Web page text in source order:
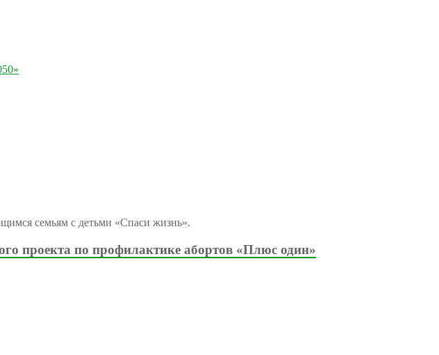
семьям с детьми «Спаси жизнь».
проекта по профилактике абортов «Плюс один»